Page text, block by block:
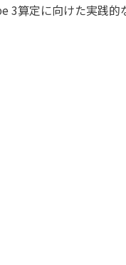
3算定に向けた実践的